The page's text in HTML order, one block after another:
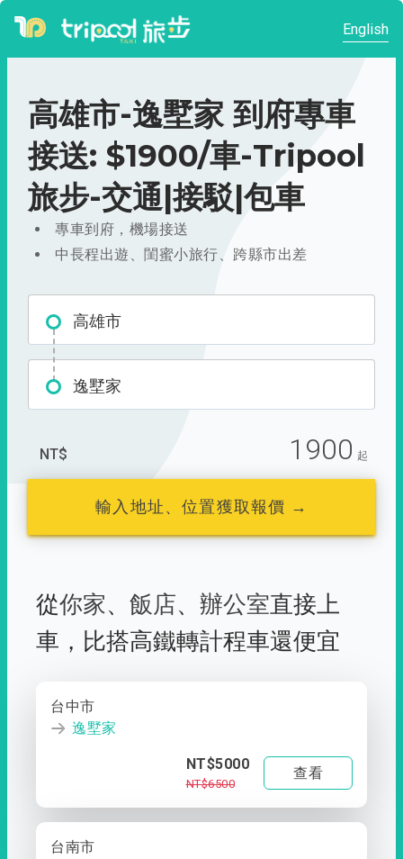
English
高雄市-逸墅家 到府專車
接送: $1900/車-Tripool
旅步-交通|接駁|包車
專車到府，機場接送
中長程出遊、閨蜜小旅行、跨縣市出差
高雄市
逸墅家
NT$ 1900 起
輸入地址、位置獲取報價 →
從你家、 飯店、 辦公室直接上
車， 比搭高鐵轉計程車還便宜
台中市
逸墅家
NT$5000
NT$6500
查看
台南市